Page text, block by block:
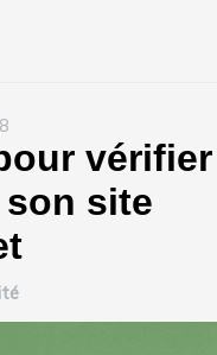
vérifier
site